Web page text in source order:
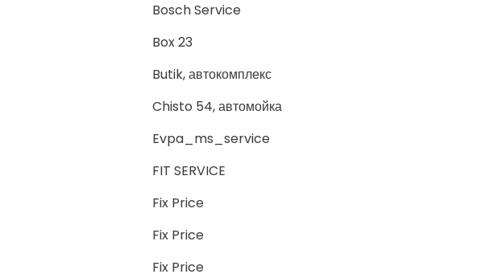
Bosch Service
Box 23
Butik, автокомплекс
Chisto 54, автомойка
Evpa_ms_service
FIT SERVICE
Fix Price
Fix Price
Fix Price